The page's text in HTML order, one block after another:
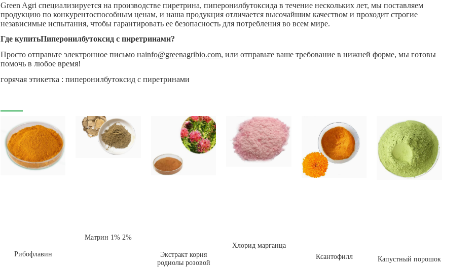
Green Agri специализируется на производстве пиретрина, пиперонилбутоксида в течение нескольких лет, мы поставляем
продукцию по конкурентоспособным ценам, и наша продукция отличается высочайшим качеством и проходит строгие
независимые испытания, чтобы гарантировать ее безопасность для потребления во всем мире.
Где купитьПиперонилбутоксид с пиретринами?
Просто отправьте электронное письмо наinfo@greenagribio.com, или отправьте ваше требование в нижней форме, мы готовы
помочь в любое время!
горячая этикетка : пиперонилбутоксид с пиретринами
Рибофлавин
Матрин 1% 2%
Экстракт корня
родиолы розовой
Хлорид марганца
Ксантофилл
Капустный порошок